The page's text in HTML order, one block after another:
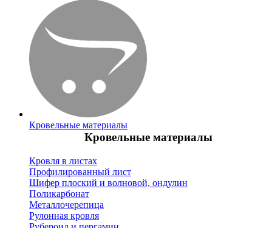
Кровельные материалы
Кровельные материалы
Кровля в листах
Профилированный лист
Шифер плоский и волновой, ондулин
Поликарбонат
Металлочерепица
Рулонная кровля